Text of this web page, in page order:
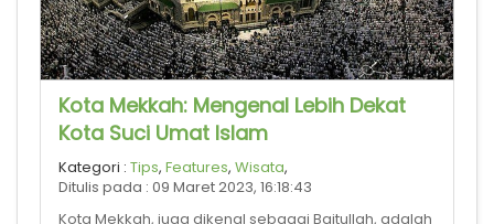
Kota Mekkah: Mengenal Lebih Dekat
Kota Suci Umat Islam
Kategori : Tips, Features, Wisata,
Ditulis pada : 09 Maret 2023, 16:18:43
Kota Mekkah, juga dikenal sebagai Baitullah, adalah